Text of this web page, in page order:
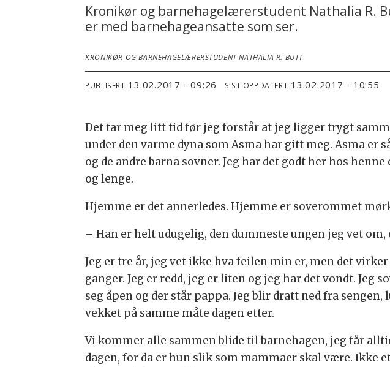
Kronikør og barnehagelærerstudent Nathalia R.
er med barnehageansatte som ser.
KRONIKØR OG BARNEHAGELÆRERSTUDENT NATHALIA R. BUTT
PUBLISERT 13.02.2017 - 09:26 SIST OPPDATERT 13.02.2017 - 10:55
Det tar meg litt tid før jeg forstår at jeg ligger trygt
under den varme dyna som Asma har gitt meg. Asma
og de andre barna sovner. Jeg har det godt her hos
og lenge.
Hjemme er det annerledes. Hjemme er soverommet
– Han er helt udugelig, den dummeste ungen jeg vet om,
Jeg er tre år, jeg vet ikke hva feilen min er, men det
ganger. Jeg er redd, jeg er liten og jeg har det vondt.
seg åpen og der står pappa. Jeg blir dratt ned fra
vekket på samme måte dagen etter.
Vi kommer alle sammen blide til barnehagen, jeg får
dagen, for da er hun slik som mammaer skal være.